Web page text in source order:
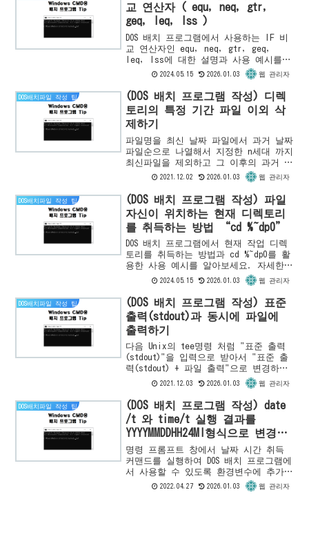
교 연산자 ( equ, neq, gtr,
geq, leq, lss )
DOS 배치 프로그램에서 사용하는 IF 비
교 연산자인 equ, neq, gtr, geq,
leq, lss에 대한 설명과 사용 예시를
확인하세요. 숫자와 문자의 비교 방법을
2024.05.15 2026.01.03 웹 관리자
DOS배치파일 작성 팁
(DOS 배치 프로그램 작성) 디렉
토리의 특정 기간 파일 이외 삭
제하기
파일명을 최신 날짜 파일에서 과거 날짜
파일순으로 나열해서 지정한 n세대 까지
최신파일을 제외하고 그 이후의 과거 파
일 또는 디렉토리를 삭제하는 방법을 소
개합니다.TEST 대상 파일 준비 대상 디
렉토리는 다음과 같습...
2021.12.02 2026.01.03 웹 관리자
DOS배치파일 작성 팁
(DOS 배치 프로그램 작성) 파일
자신이 위치하는 현재 디렉토리
를 취득하는 방법 “cd %~dp0”
DOS 배치 프로그램에서 현재 작업 디렉
토리를 취득하는 방법과 cd %~dp0를 활
용한 사용 예시를 알아보세요. 자세한
설명과 함께 배치 파일 작성에 유용한
2024.05.15 2026.01.03 웹 관리자
DOS배치파일 작성 팁
(DOS 배치 프로그램 작성) 표준
출력(stdout)과 동시에 파일에
출력하기
다음 Unix의 tee명령 처럼 "표준 출력
(stdout)"을 입력으로 받아서 "표준 출
력(stdout) + 파일 출력"으로 변경하는
Windows용 DOS배치 프로그램을 소개합니
다. UNIX 예linux 7 이전$...
2021.12.03 2026.01.03 웹 관리자
DOS배치파일 작성 팁
(DOS 배치 프로그램 작성) date
/t 와 time/t 실행 결과를
YYYYMMDDHH24MI형식으로 변경하
기
명령 프롬프트 창에서 날짜 시간 취득
커맨드를 실행하여 DOS 배치 프로그램에
서 사용할 수 있도록 환경변수에 추가하
는 방법을 소개합니다.날짜/시간 출력
예시 창에서 date /t 또는 time/t 커맨
2022.04.27 2026.01.03 웹 관리자